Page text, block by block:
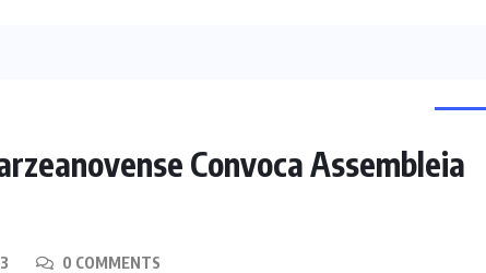
Convoca Assembleia
0 COMMENTS